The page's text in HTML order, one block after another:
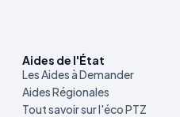
Aides de l'État
Les Aides à Demander
Aides Régionales
Tout savoir sur l'éco PTZ